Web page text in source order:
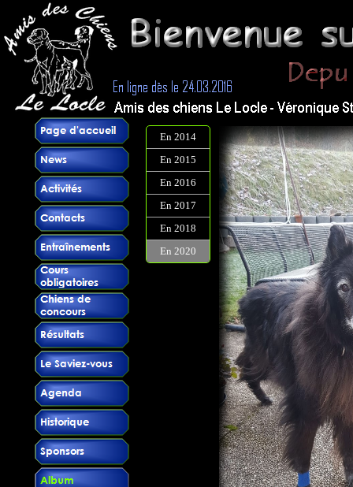
En 2014
En 2015
En 2016
En 2017
En 2018
En 2020